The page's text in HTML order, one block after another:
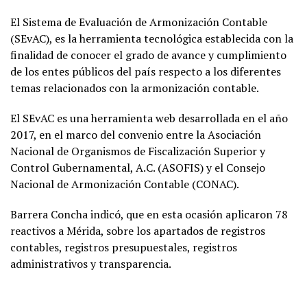
El Sistema de Evaluación de Armonización Contable
(SEvAC), es la herramienta tecnológica establecida con la
finalidad de conocer el grado de avance y cumplimiento
de los entes públicos del país respecto a los diferentes
temas relacionados con la armonización contable.
El SEvAC es una herramienta web desarrollada en el año
2017, en el marco del convenio entre la Asociación
Nacional de Organismos de Fiscalización Superior y
Control Gubernamental, A.C. (ASOFIS) y el Consejo
Nacional de Armonización Contable (CONAC).
Barrera Concha indicó, que en esta ocasión aplicaron 78
reactivos a Mérida, sobre los apartados de registros
contables, registros presupuestales, registros
administrativos y transparencia.